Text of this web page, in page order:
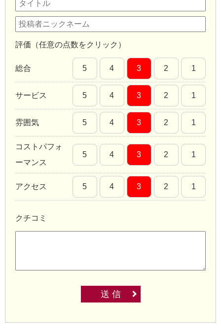
評価（任意の点数をクリック）
総合 5 4 3 2 1
サービス 5 4 3 2 1
雰囲気 5 4 3 2 1
コストパフォ
ーマンス
5 4 3 2 1
アクセス 5 4 3 2 1
クチコミ
送 信